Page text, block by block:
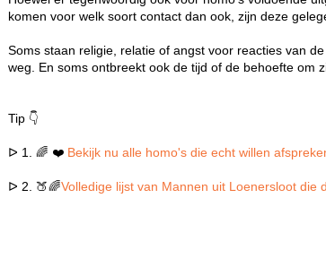
komen voor welk soort contact dan ook, zijn deze
Soms staan religie, relatie of angst voor reacties van
weg. En soms ontbreekt ook de tijd of de behoefte om
Tip 👇
ᐅ 1. 🌈 ❤️ Bekijk nu alle homo's die echt willen
ᐅ 2. 🍑🌈Volledige lijst van Mannen uit Loenersloot die